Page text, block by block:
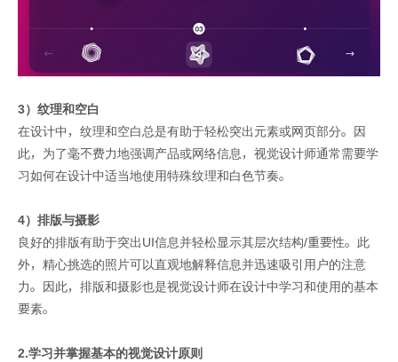
3）纹理和空白
在设计中，纹理和空白总是有助于轻松突出元素或网页部分。因
此，为了毫不费力地强调产品或网络信息，视觉设计师通常需要学
习如何在设计中适当地使用特殊纹理和白色节奏。
4）排版与摄影
良好的排版有助于突出UI信息并轻松显示其层次结构/重要性。此
外，精心挑选的照片可以直观地解释信息并迅速吸引用户的注意
力。因此，排版和摄影也是视觉设计师在设计中学习和使用的基本
要素。
2.学习并掌握基本的视觉设计原则